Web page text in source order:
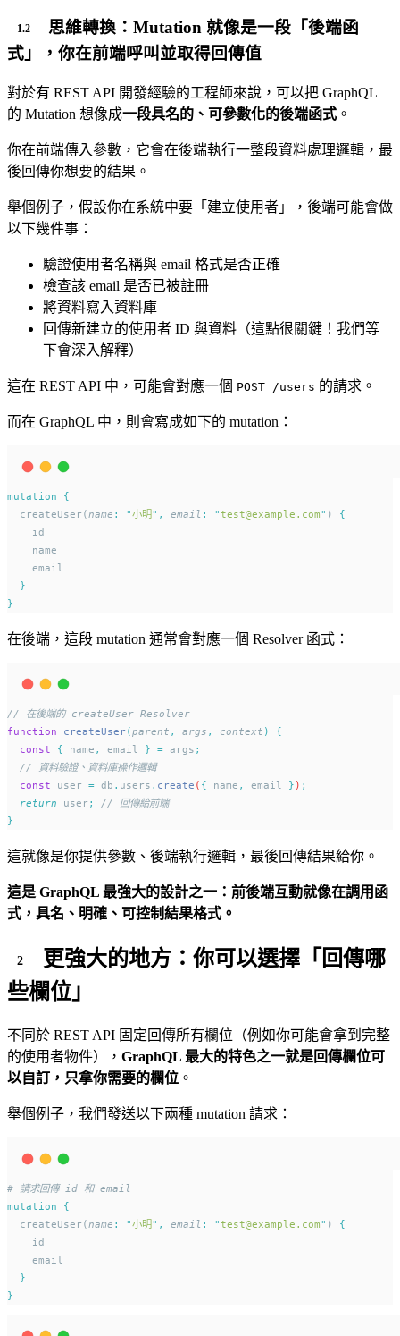
思維轉換：Mutation 就像是一段「後端函
式」，你在前端呼叫並取得回傳值
對於有 REST API 開發經驗的工程師來說，可以把 GraphQL
的 Mutation 想像成一段具名的、可參數化的後端函式 。
你在前端傳入參數，它會在後端執行一整段資料處理邏輯，最
後回傳你想要的結果。
舉個例子，假設你在系統中要「建立使用者」，後端可能會做
以下幾件事：
驗證使用者名稱與 email 格式是否正確
檢查該 email 是否已被註冊
將資料寫入資料庫
回傳新建立的使用者 ID 與資料（這點很關鍵！我們等
下會深入解釋）
這在 REST API 中，可能會對應一個 POST /users 的請求。
而在 GraphQL 中，則會寫成如下的 mutation：
mutation
{
  createUser(
name : "小明" , email : "test@example.com" ) {
    id
    name
    email
}
}
在後端，這段 mutation 通常會對應一個 Resolver 函式：
// 在後端的 createUser Resolver
function
createUser(parent , args , context )
{
const
{ name , email } = args ;
// 資料驗證、資料庫操作邏輯
const
user = db . users . create ( { name , email } ) ;
return
user ;
// 回傳給前端
}
這就像是你提供參數、後端執行邏輯，最後回傳結果給你。
這是 GraphQL 最強大的設計之一：前後端互動就像在調用函
式，具名、明確、可控制結果格式。
更強大的地方：你可以選擇「回傳哪
些欄位」
不同於 REST API 固定回傳所有欄位（例如你可能會拿到完整
的使用者物件）， GraphQL 最大的特色之一就是回傳欄位可
以自訂，只拿你需要的欄位 。
舉個例子，我們發送以下兩種 mutation 請求：
# 請求回傳 id 和 email
mutation
{
  createUser(
name : "小明" , email : "test@example.com" ) {
    id
    email
}
}